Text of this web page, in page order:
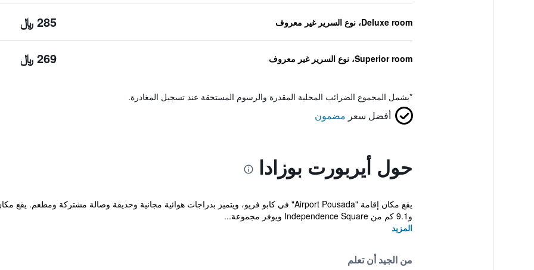
Deluxe room، نوع السرير غير معروف 285 ﷼
Superior room، نوع السرير غير معروف 269 ﷼
*يشمل المجموع الضرائب المحلية المقدرة والرسوم المستحقة عند تسجيل المغادرة.
أفضل سعر مضمون
حول أيربورت بوزادا
و9.1 كم من Independence Square ويوفر مجموعة...
المزيد
من الجيد أن تعلم